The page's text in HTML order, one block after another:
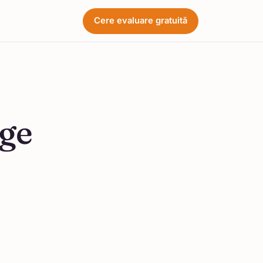
Cere evaluare gratuită